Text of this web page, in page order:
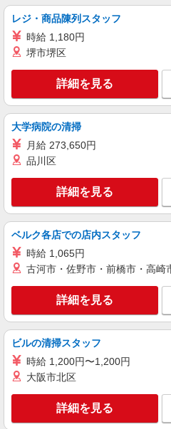
ど）
時給1,500円
愛知県岡崎
アルバイト パート
なか卯 岡崎若松東店
接客・調理スタ
掃・など）
愛知県岡崎市
キープ
アルバイト パート
すき家 岡崎鴨田店
すき家の店舗
ど）
時給1,500円
愛知県岡崎市
キープ
アルバイト パート
すき家 岡崎西大友店
すき家の店舗ス
レジ・商品陳列スタッフ
時給 1,180円
堺市堺区
詳細を見る
大学病院の清掃
月給 273,650円
品川区
詳細を見る
ベルク各店での店内スタッフ
時給 1,065円
古河市・佐野市・前橋市・高
詳細を見る
ビルの清掃スタッフ
時給 1,200円〜1,200円
大阪市北区
詳細を見る